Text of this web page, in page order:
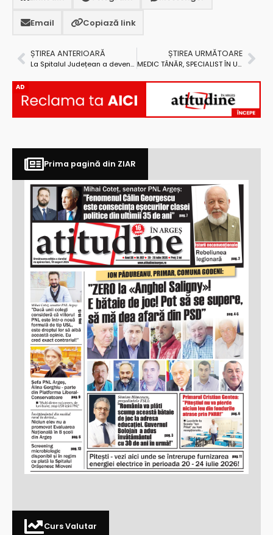
Email Copiază link
ȘTIREA ANTERIOARĂ
La Spitalul Județean a devenit funcțional centrul de evaluare și tratare a pacienților COVID
ȘTIREA URMĂTOARE
MEDIC TÂNĂR, SPECIALIST ÎN UROLOGIE, LA SPITALUL MIOVENI
AD
Prima pagină din ZIAR
Curs Valutar